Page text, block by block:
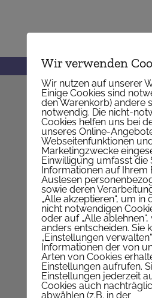
PFARRE ST.
Nepomukgasse 1,
Telefon +43 1
E-Mail
Webwww.pfarre-
Auf KARTE
WIR SIND FÜR
Montag |
Dienstag | 9-
Wir verwenden
Wir nutzen auf unserer
Einige Cookies sind
den Warenkorb) andere
notwendig. Die nicht-
Cookies helfen uns bei
unseres Online-
Webseitenfunktionen
Marketingzwecke
Einwilligung umfasst die
Informationen auf Ihrem
Auslesen
sowie deren
„Alle akzeptieren“, um in
nicht notwendigen
oder auf „Alle
anders entscheiden. Sie
„Einstellungen
Informationen der von
Arten von Cookies
Einstellungen aufrufen.
Einstellungen jederzeit
Cookies auch
abwählen (z.B. in der